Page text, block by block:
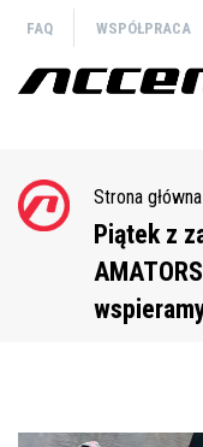
treści
FAQ WSPÓŁPRACA
Ścieżka
nawigacyjna
Strona główna
Piątek z